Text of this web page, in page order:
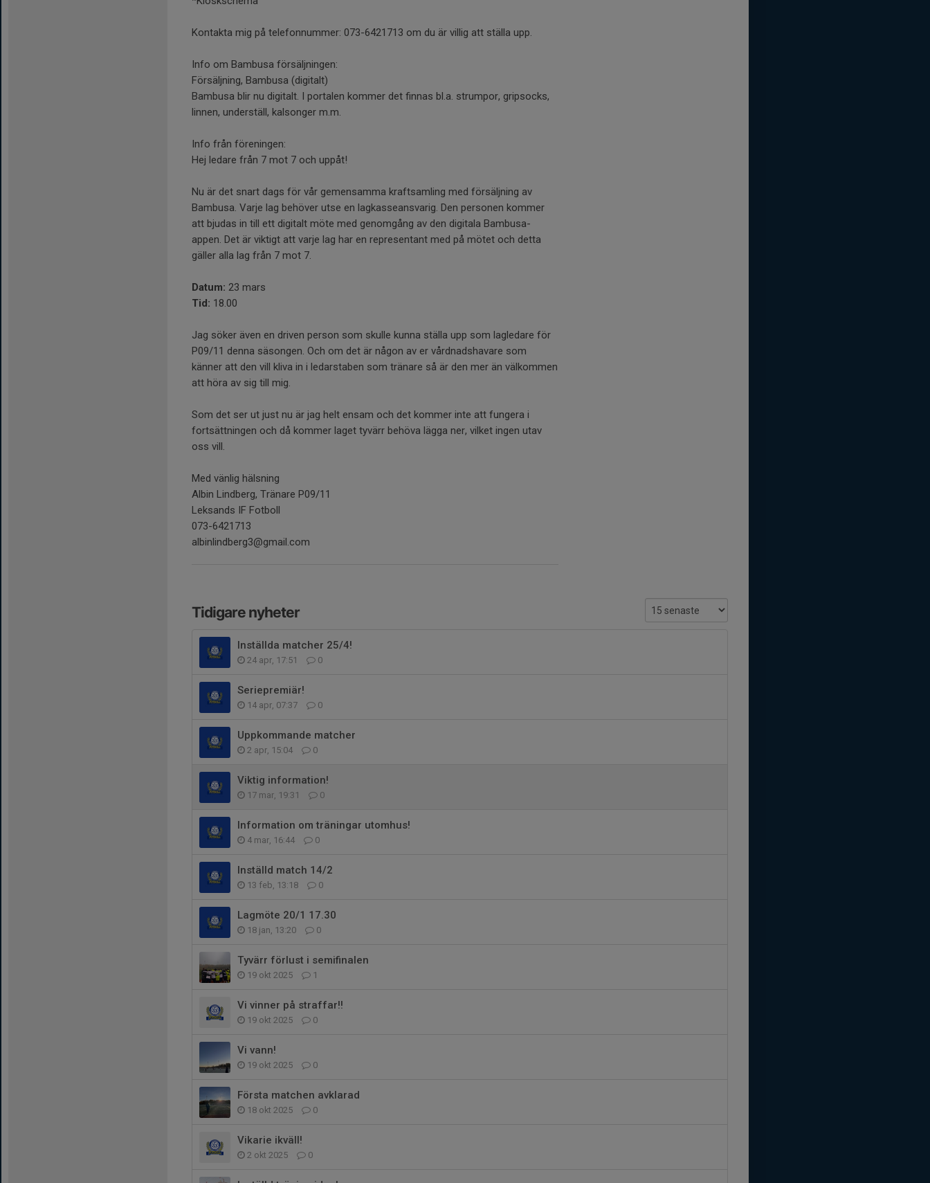
Kontakta mig på telefonnummer: 073-6421713 om du är villig att ställa upp.
Info om Bambusa försäljningen:
Försäljning, Bambusa (digitalt)
Bambusa blir nu digitalt. I portalen kommer det finnas bl.a. strumpor, gripsocks,
linnen, underställ, kalsonger m.m.
Info från föreningen:
Hej ledare från 7 mot 7 och uppåt!
Nu är det snart dags för vår gemensamma kraftsamling med försäljning av
Bambusa. Varje lag behöver utse en lagkasseansvarig. Den personen kommer
att bjudas in till ett digitalt möte med genomgång av den digitala Bambusa-
appen. Det är viktigt att varje lag har en representant med på mötet och detta
gäller alla lag från 7 mot 7.
Datum: 23 mars
Tid: 18.00
Jag söker även en driven person som skulle kunna ställa upp som lagledare för
P09/11 denna säsongen. Och om det är någon av er vårdnadshavare som
känner att den vill kliva in i ledarstaben som tränare så är den mer än välkommen
att höra av sig till mig.
Som det ser ut just nu är jag helt ensam och det kommer inte att fungera i
fortsättningen och då kommer laget tyvärr behöva lägga ner, vilket ingen utav
oss vill.
Med vänlig hälsning
Albin Lindberg, Tränare P09/11
Leksands IF Fotboll
073-6421713
albinlindberg3@gmail.com
Tidigare nyheter
Inställda matcher 25/4!
24 apr, 17:51 0
Seriepremiär!
14 apr, 07:37 0
Uppkommande matcher
2 apr, 15:04 0
Viktig information!
17 mar, 19:31 0
Information om träningar utomhus!
4 mar, 16:44 0
Inställd match 14/2
13 feb, 13:18 0
Lagmöte 20/1 17.30
18 jan, 13:20 0
Tyvärr förlust i semifinalen
19 okt 2025 1
Vi vinner på straffar!!
19 okt 2025 0
Vi vann!
19 okt 2025 0
Första matchen avklarad
18 okt 2025 0
Vikarie ikväll!
2 okt 2025 0